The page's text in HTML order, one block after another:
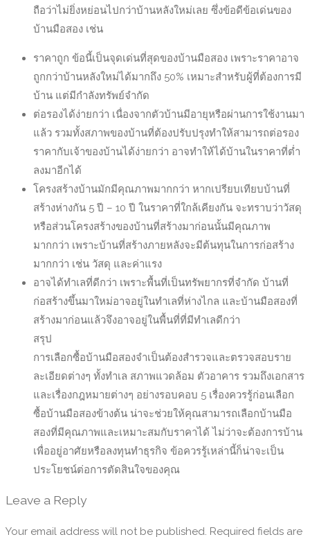
ถือว่าไม่ยิ่งหย่อนไปกว่าบ้านหลังใหม่เลย ซึ่งข้อดีข้อเด่นของ
บ้านมือสอง เช่น
ราคาถูก ข้อนี้เป็นจุดเด่นที่สุดของบ้านมือสอง เพราะราคาอาจ
ถูกกว่าบ้านหลังใหม่ได้มากถึง 50% เหมาะสำหรับผู้ที่ต้องการมี
บ้าน แต่มีกำลังทรัพย์จำกัด
ต่อรองได้ง่ายกว่า เนื่องจากตัวบ้านมีอายุหรือผ่านการใช้งานมา
แล้ว รวมทั้งสภาพของบ้านที่ต้องปรับปรุงทำให้สามารถต่อรอง
ราคากับเจ้าของบ้านได้ง่ายกว่า อาจทำให้ได้บ้านในราคาที่ต่ำ
ลงมาอีกได้
โครงสร้างบ้านมักมีคุณภาพมากกว่า หากเปรียบเทียบบ้านที่
สร้างห่างกัน 5 ปี – 10 ปี ในราคาที่ใกล้เคียงกัน จะทราบว่าวัสดุ
หรือส่วนโครงสร้างของบ้านที่สร้างมาก่อนนั้นมีคุณภาพ
มากกว่า เพราะบ้านที่สร้างภายหลังจะมีต้นทุนในการก่อสร้าง
มากกว่า เช่น วัสดุ และค่าแรง
อาจได้ทำเลที่ดีกว่า เพราะพื้นที่เป็นทรัพยากรที่จำกัด บ้านที่
ก่อสร้างขึ้นมาใหม่อาจอยู่ในทำเลที่ห่างไกล และบ้านมือสองที่
สร้างมาก่อนแล้วจึงอาจอยู่ในพื้นที่ที่มีทำเลดีกว่า
สรุป
การเลือกซื้อบ้านมือสองจำเป็นต้องสำรวจและตรวจสอบราย
ละเอียดต่างๆ ทั้งทำเล สภาพแวดล้อม ตัวอาคาร รวมถึงเอกสาร
และเรื่องกฎหมายต่างๆ อย่างรอบคอบ 5 เรื่องควรรู้ก่อนเลือก
ซื้อบ้านมือสองข้างต้น น่าจะช่วยให้คุณสามารถเลือกบ้านมือ
สองที่มีคุณภาพและเหมาะสมกับราคาได้ ไม่ว่าจะต้องการบ้าน
เพื่ออยู่อาศัยหรือลงทุนทำธุรกิจ ข้อควรรู้เหล่านี้ก็น่าจะเป็น
ประโยชน์ต่อการตัดสินใจของคุณ
Leave a Reply
Your email address will not be published. Required fields are